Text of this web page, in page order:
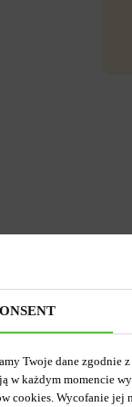
Twoje dane zgodnie
w każdym momencie
cookies. Wycofanie jej